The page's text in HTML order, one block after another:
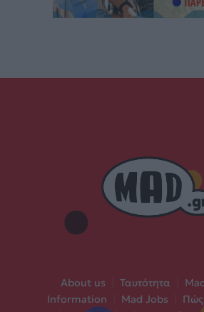
About us Ταυτότητα
Information
Mad Jobs
Πώς